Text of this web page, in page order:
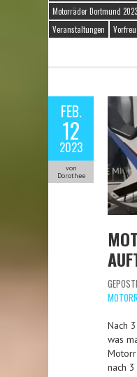
Motorräder Dortmund 2023
Veranstaltungen
FEB.
12
2023
von
Dorothee
Nach
was
nach